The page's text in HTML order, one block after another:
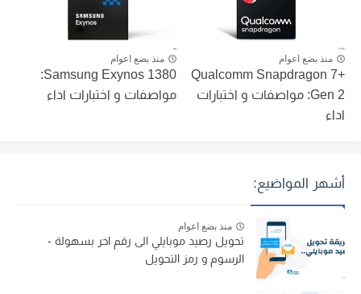
منذ بضع اعوام
Qualcomm Snapdragon 7+
Gen 2: مواصفات و اختبارات
اداء
منذ بضع اعوام
Samsung Exynos 1380:
مواصفات و اختبارات اداء
أشهر المواضيع:
منذ بضع اعوام
تحويل رصيد موبايلي الى رقم اخر بسهولة -
الرسوم و رمز التحويل